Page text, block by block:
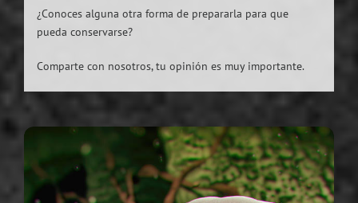
¿Conoces alguna otra forma de prepararla para que
pueda conservarse?
Comparte con nosotros, tu opinión es muy importante.